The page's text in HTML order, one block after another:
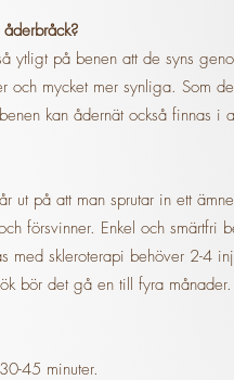
ytligt på benen att de syns
och mycket mer synliga. Som
kan ådernät också finnas i
ut på att man sprutar in ett
försvinner. Enkel och smärtfri
med skleroterapi behöver 2-4
bör det gå en till fyra månader.
45 minuter.